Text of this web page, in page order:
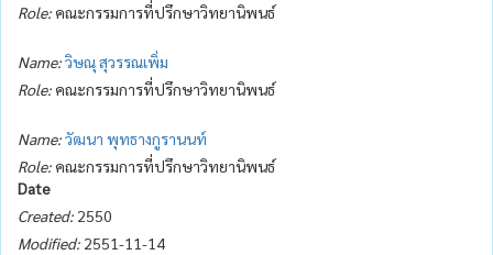
Role: คณะกรรมการที่ปรึกษาวิทยานิพนธ์
Name:วิษณุ สุวรรณเพิ่ม
Role: คณะกรรมการที่ปรึกษาวิทยานิพนธ์
Name:วัฒนา พุทธางกูรานนท์
Role: คณะกรรมการที่ปรึกษาวิทยานิพนธ์
Date
Created: 2550
Modified: 2551-11-14